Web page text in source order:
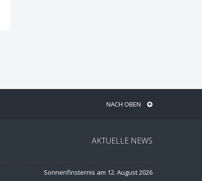
NACH OBEN
AKTUELLE NEWS
Sonnenfinsternis am 12. August 2026